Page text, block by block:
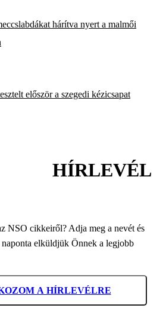
hárítva nyert a malmői
először a szegedi kézicsapat
HÍRLEVÉL
NSO cikkeiről? Adja meg a nevét és
elküldjük Önnek a legjobb
A HÍRLEVÉLRE